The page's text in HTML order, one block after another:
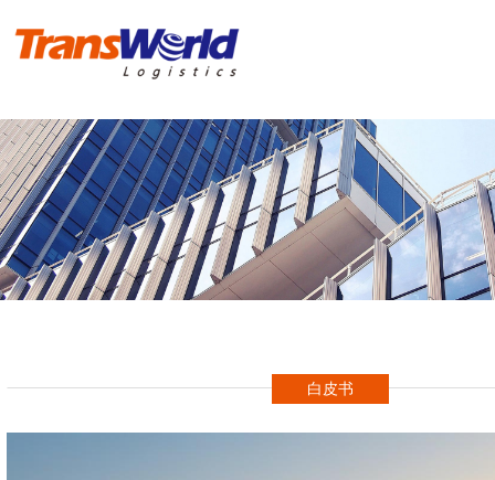
首 页
危险品物流
化工品物流
实例操作方案
新闻资讯
白皮书